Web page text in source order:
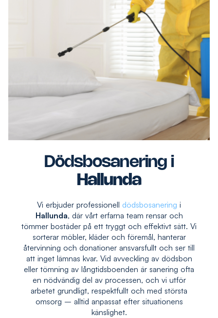
Dödsbosanering i
Hallunda
Vi erbjuder professionell dödsbosanering i
Hallunda, där vårt erfarna team rensar och
tömmer bostäder på ett tryggt och effektivt sätt. Vi
sorterar möbler, kläder och föremål, hanterar
återvinning och donationer ansvarsfullt och ser till
att inget lämnas kvar. Vid avveckling av dödsbon
eller tömning av långtidsboenden är sanering ofta
en nödvändig del av processen, och vi utför
arbetet grundligt, respektfullt och med största
omsorg – alltid anpassat efter situationens
känslighet.